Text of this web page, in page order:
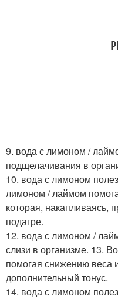
9. вода с лимоном /
подщелачивания в
10. вода с лимоном
лимоном / лаймом
которая, накапливаясь,
подагре.
12. вода с лимоном /
слизи в организме. 13.
помогая снижению веса
дополнительный тонус.
14. вода с лимоном